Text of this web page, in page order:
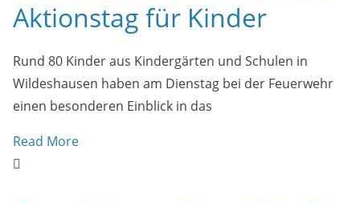
Aktionstag für Kinder
Rund 80 Kinder aus Kindergärten und Schulen in
Wildeshausen haben am Dienstag bei der Feuerwehr
einen besonderen Einblick in das
Read More